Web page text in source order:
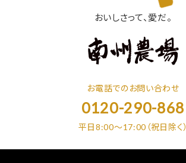
おいしさって、愛だ。
お電話でのお問い合わせ
0120-290-868
平日8:00～17:00（祝日除く）